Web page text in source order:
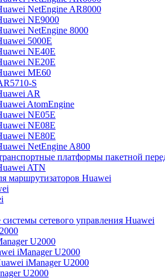
NetEngine AR8000
NE9000
NetEngine 8000
5000E
NE40E
NE20E
ME60
S
AR
AtomEngine
NE05E
NE08E
NE80E
NetEngine A800
платформы пакетной
ATN
маршрутизаторов Huawei
сетевого управления Huawei
U2000
iManager U2000
iManager U2000
U2000